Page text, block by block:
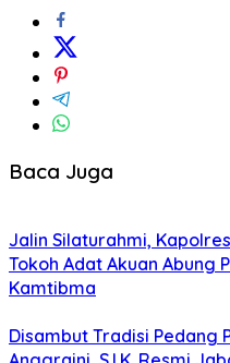
Baca Juga
Jalin Silaturahmi,
Tokoh Adat Akuan Abung
Kamtibma
Disambut Tradisi Pedang